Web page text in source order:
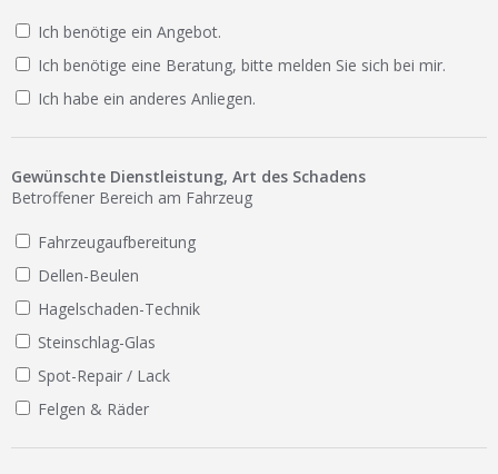
Lexikon
Video
Ist Ihre Werkstatt schon dabei?
Kostenlos eintragen
Ich benötige ein Angebot.
Ich benötige eine Beratung, bitte melden Sie sich bei mir.
Ich habe ein anderes Anliegen.
Gewünschte Dienstleistung, Art des Schadens
Betroffener Bereich am Fahrzeug
Fahrzeugaufbereitung
Dellen-Beulen
Hagelschaden-Technik
Steinschlag-Glas
Spot-Repair / Lack
Felgen & Räder